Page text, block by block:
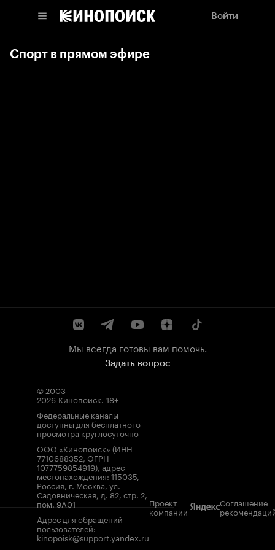
Войти
Спорт в прямом эфире
Мы всегда готовы вам помочь.
Задать вопрос
© 2003–
2026 Кинопоиск. 18+
Федеральные каналы
доступны для бесплатного
просмотра круглосуточно
ООО «Кинопоиск» (ИНН
7710688352, ОГРН
1077759854919), адрес
местонахождения: 115035,
Россия, г. Москва, ул.
Садовническая, д. 82, стр. 2,
пом. 9А01
Адрес для обращений
пользователей:
kinopoisk@support.yandex.ru
Проект
компании
Соглашение